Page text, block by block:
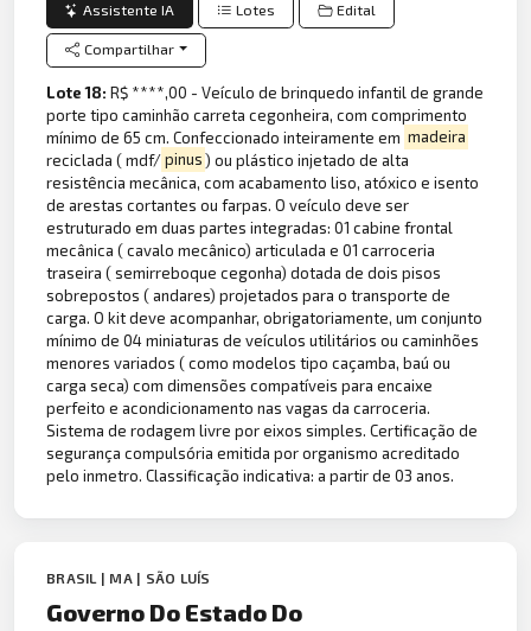
Assistente IA Lotes Edital
Compartilhar
Lote 18:R$ ****,00 - Veículo de brinquedo infantil de grande
porte tipo caminhão carreta cegonheira, com comprimento
mínimo de 65 cm. Confeccionado inteiramente em madeira
reciclada ( mdf/pinus) ou plástico injetado de alta
resistência mecânica, com acabamento liso, atóxico e isento
de arestas cortantes ou farpas. O veículo deve ser
estruturado em duas partes integradas: 01 cabine frontal
mecânica ( cavalo mecânico) articulada e 01 carroceria
traseira ( semirreboque cegonha) dotada de dois pisos
sobrepostos ( andares) projetados para o transporte de
carga. O kit deve acompanhar, obrigatoriamente, um conjunto
mínimo de 04 miniaturas de veículos utilitários ou caminhões
menores variados ( como modelos tipo caçamba, baú ou
carga seca) com dimensões compatíveis para encaixe
perfeito e acondicionamento nas vagas da carroceria.
Sistema de rodagem livre por eixos simples. Certificação de
segurança compulsória emitida por organismo acreditado
pelo inmetro. Classificação indicativa: a partir de 03 anos.
BRASIL | MA | SÃO LUÍS
Governo Do Estado Do